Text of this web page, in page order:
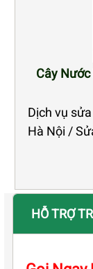
Cây
Dịch vụ
Hà Nội /
HỖ TRỢ